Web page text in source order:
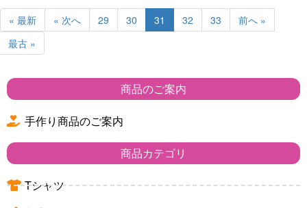
« 最新 « 次へ 29 30 31 32 33
前へ »
最古 »
商品のご案内
手作り商品のご案内
商品カテゴリ
Tシャツ